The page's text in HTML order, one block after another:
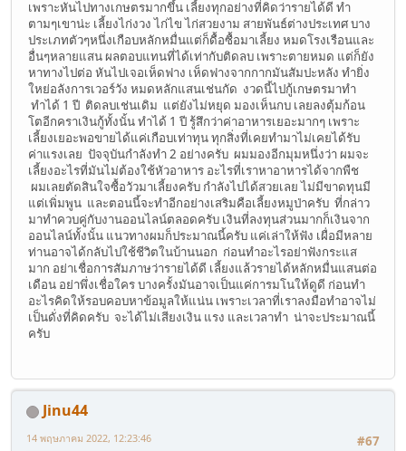
เพราะหันไปทางเกษตรมากขึ้น เลี้ยงทุกอย่างที่คิดว่ารายได้ดี ทำ
ตามๆเขาน่ะ เลี้ยงไก่งวง ไก่ไข ไก่สวยงาม สายพันธ์ต่างประเทศ บาง
ประเภทตัวๆหนึ่งเกือบหลักหมื่นแต่ก็ดื้อซื้อมาเลี้ยง หมดโรงเรือนและ
อื่นๆหลายแสน ผลตอบแทนที่ได้เท่ากับติดลบ เพราะตายหมด แต่ก็ยัง
หาทางไปต่อ หันไปเจอเห็ดฟาง เห็ดฟางจากกากมันสัมปะหลัง ทำยิ่ง
ใหย่อลังการเวอร์วัง หมดหลักแสนเช่นกัด งวดนี้ไปกู้เกษตรมาทำ
ทำได้ 1 ปี ติดลบเช่นเดิม แต่ยังไม่หยุด มองเห็นกบ เลยลงตุ้มก้อน
โตอีกคราเงินกู้ทั้งนั้น ทำได้ 1 ปี รู้สึกว่าค่าอาหารเยอะมากๆ เพราะ
เลี้ยงเยอะพอขายได้แค่เกือบเท่าทุน ทุกสิ่งที่เคยทำมาไม่เคยได้รับ
ค่าแรงเลย ปัจจุบันกำลังทำ 2 อย่างครับ ผมมองอีกมุมหนึ่งว่า ผมจะ
เลี้ยงอะไรที่มันไม่ต้องใช้หัวอาหาร อะไรที่เราหาอาหารได้จากพืช
ผมเลยตัดสินใจซื้อวัวมาเลี้ยงครับ กำลังไปได้สวยเลย ไม่มีขาดทุนมี
แต่เพิ่มพูน และตอนนี้จะทำอีกอย่างเสริมคือเลี้ยงหมูป่าครับ ที่กล่าว
มาทำควบคู่กับงานออนไลน์ตลอดครับ เงินที่ลงทุนส่วนมากก็เงินจาก
ออนไลน์ทั้งนั้น แนวทางผมก็ประมาณนี้ครับ แค่เล่าให้ฟัง เผื่อมีหลาย
ท่านอาจได้กลับไปใช้ชีวิตในบ้านนอก ก่อนทำอะไรอย่าฟังกระแส
มาก อย่าเชื่อการสัมภาษว่ารายได้ดี เลี้ยงแล้วรายได้หลักหมื่นแสนต่อ
เดือน อย่าพึ่งเชื่อใคร บางครั้งมันอาจเป็นแค่การมโนให้ดูดี ก่อนทำ
อะไรคิดให้รอบคอบหาข้อมูลให้แน่น เพราะเวลาที่เราลงมือทำอาจไม่
เป็นดั่งที่คิดครับ จะได้ไม่เสียงเงิน แรง และเวลาทำ น่าจะประมาณนี้
ครับ
Jinu44
#67
14 พฤษภาคม 2022, 12:23:46